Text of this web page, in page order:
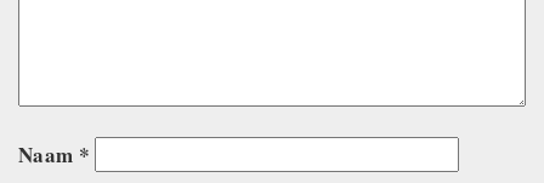
Naam *